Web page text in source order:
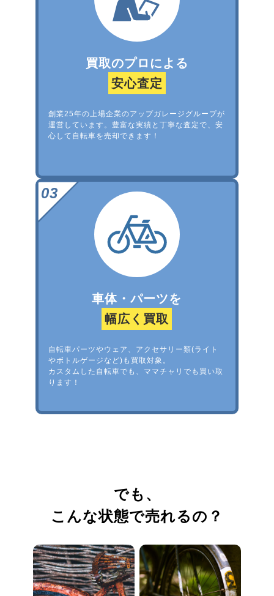
買取のプロによる
安心査定
創業25年の上場企業のアップガレージグループが
運営しています。豊富な実績と丁寧な査定で、安
心して自転車を売却できます！
車体・パーツを
幅広く買取
自転車パーツやウェア、アクセサリー類(ライト
やボトルゲージなど)も買取対象。
カスタムした自転車でも、ママチャリでも買い取
ります！
でも、
こんな状態で売れるの？